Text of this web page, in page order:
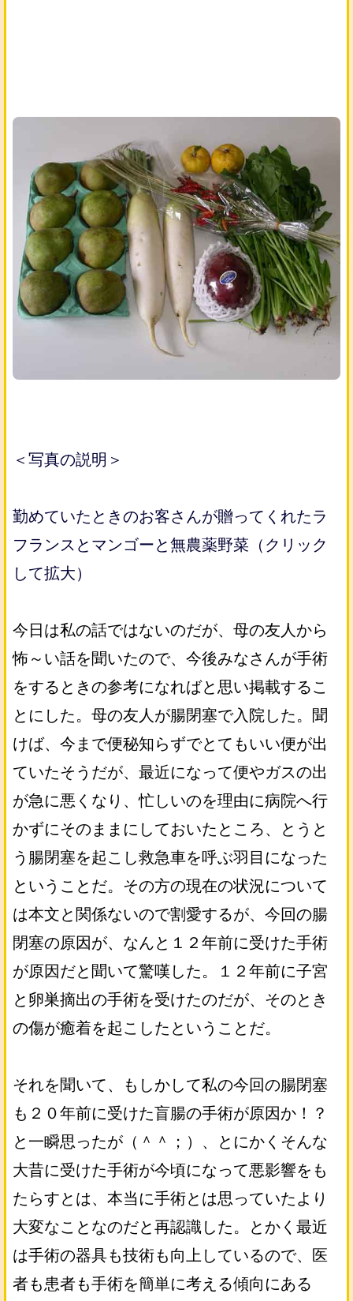
＜写真の説明＞
勤めていたときのお客さんが贈ってくれたラ
フランスとマンゴーと無農薬野菜（クリック
して拡大）
今日は私の話ではないのだが、母の友人から
怖～い話を聞いたので、今後みなさんが手術
をするときの参考になればと思い掲載するこ
とにした。母の友人が腸閉塞で入院した。聞
けば、今まで便秘知らずでとてもいい便が出
ていたそうだが、最近になって便やガスの出
が急に悪くなり、忙しいのを理由に病院へ行
かずにそのままにしておいたところ、とうと
う腸閉塞を起こし救急車を呼ぶ羽目になった
ということだ。その方の現在の状況について
は本文と関係ないので割愛するが、今回の腸
閉塞の原因が、なんと１２年前に受けた手術
が原因だと聞いて驚嘆した。１２年前に子宮
と卵巣摘出の手術を受けたのだが、そのとき
の傷が癒着を起こしたということだ。
それを聞いて、もしかして私の今回の腸閉塞
も２０年前に受けた盲腸の手術が原因か！？
と一瞬思ったが（＾＾；）、とにかくそんな
大昔に受けた手術が今頃になって悪影響をも
たらすとは、本当に手術とは思っていたより
大変なことなのだと再認識した。とかく最近
は手術の器具も技術も向上しているので、医
者も患者も手術を簡単に考える傾向にある